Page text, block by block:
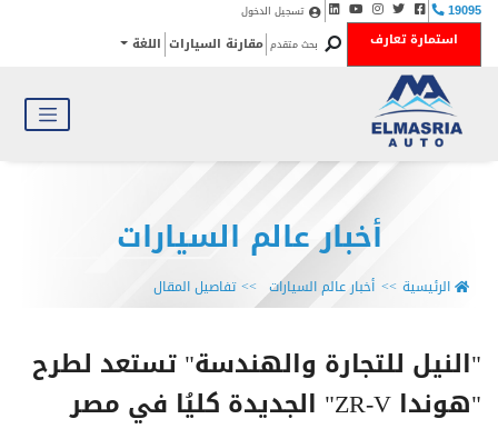
19095 تسجيل الدخول
استمارة تعارف بحث متقدم مقارنة السيارات اللغة
أخبار عالم السيارات
الرئيسية أخبار عالم السيارات تفاصيل المقال
"النيل للتجارة والهندسة" تستعد لطرح
"هوندا ZR-V" الجديدة كليُا في مصر